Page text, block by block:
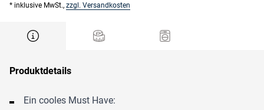
* inklusive MwSt., zzgl. Versandkosten
Produktdetails
Ein cooles Must Have: